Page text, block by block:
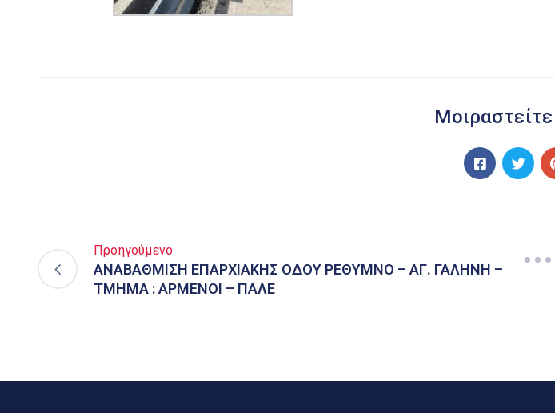
Προηγούμενο
ΑΝΑΒΑΘΜΙΣΗ ΕΠΑΡΧΙΑΚΗΣ ΟΔΟΥ ΡΕΘΥΜΝΟ – ΑΓ. ΓΑΛΗΝΗ –
ΤΜΗΜΑ : ΑΡΜΕΝΟΙ – ΠΑΛΕ